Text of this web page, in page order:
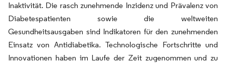
Inaktivität. Die rasch zunehmende Inzidenz und Prävalenz von
Diabetespatienten sowie die weltweiten
Gesundheitsausgaben sind Indikatoren für den zunehmenden
Einsatz von Antidiabetika. Technologische Fortschritte und
Innovationen haben im Laufe der Zeit zugenommen und zu